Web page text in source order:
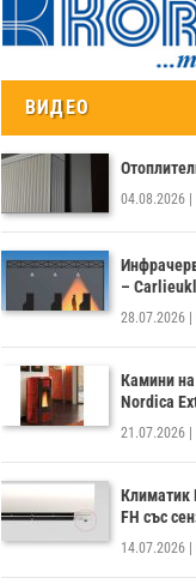
ВИДЕО
04.08.2026 |
–
28.07.2026 |
Камини
Nordica
21.07.2026 |
Климатик
FH със
14.07.2026 |